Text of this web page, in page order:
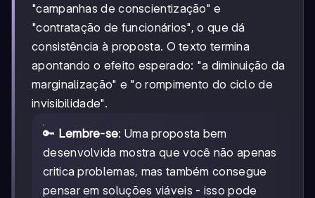
"campanhas de conscientização" e
"contratação de funcionários", o que dá
consistência à proposta. O texto termina
apontando o efeito esperado: "a diminuição da
marginalização" e "o rompimento do ciclo de
invisibilidade".
🔑 Lembre-se: Uma proposta bem
desenvolvida mostra que você não apenas
critica problemas, mas também consegue
pensar em soluções viáveis - isso pode